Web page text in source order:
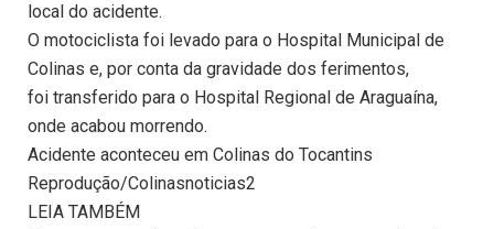
local do acidente.
O motociclista foi levado para o Hospital Municipal de
Colinas e, por conta da gravidade dos ferimentos,
foi transferido para o Hospital Regional de Araguaína,
onde acabou morrendo.
Acidente aconteceu em Colinas do Tocantins
Reprodução/Colinasnoticias2
LEIA TAMBÉM